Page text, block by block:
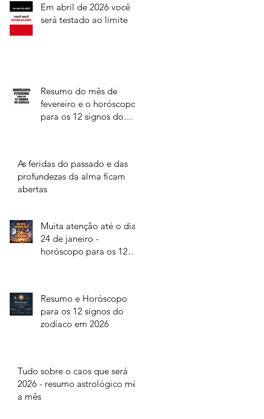
Em abril de 2026 você
será testado ao limite
Resumo do mês de
fevereiro e o horóscopo
para os 12 signos do
As feridas do passado e das
profundezas da alma ficam
abertas
Muita atenção até o dia
24 de janeiro -
horóscopo para os 12
Resumo e Horóscopo
para os 12 signos do
zodíaco em 2026
Tudo sobre o caos que será
2026 - resumo astrológico mês
a mês